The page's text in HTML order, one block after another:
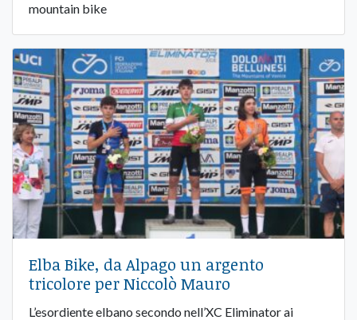
mountain bike
Elba Bike, da Alpago un argento
tricolore per Niccolò Mauro
L’esordiente elbano secondo nell’XC Eliminator ai